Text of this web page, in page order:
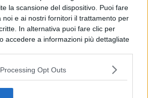
la scansione del dispositivo. Puoi fare
noi e ai nostri fornitori il trattamento per
In alternativa puoi fare clic per
accedere a informazioni più dettagliate
il tuo consenso, ma hai il diritto di
Le tue preferenze si
Opt Outs